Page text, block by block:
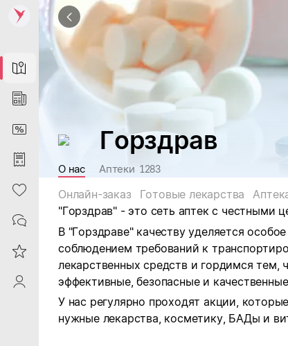
Map
News
DiscountCard
Purchases
Heart
Contacts
Reviews
ProfileSaby
Горздрав
О нас Аптеки 1283
Онлайн-заказ Готовые лекарства
"Горздрав" - это сеть аптек с честными
В "Горздраве" качеству уделяется
соблюдением требований к
лекарственных средств и гордимся тем,
эффективные, безопасные и
У нас регулярно проходят акции,
нужные лекарства, косметику, БАДы и